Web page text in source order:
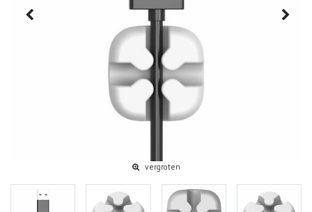
vergroten